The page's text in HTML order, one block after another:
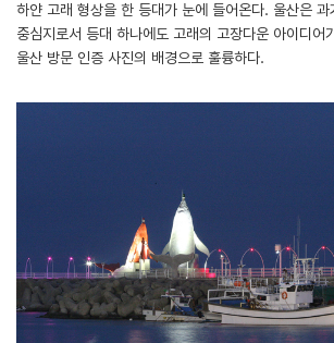
하얀 고래 형상을 한 등대가 눈에 들어온다. 울산은 과
중심지로서 등대 하나에도 고래의 고장다운 아이디어
울산 방문 인증 사진의 배경으로 훌륭하다.